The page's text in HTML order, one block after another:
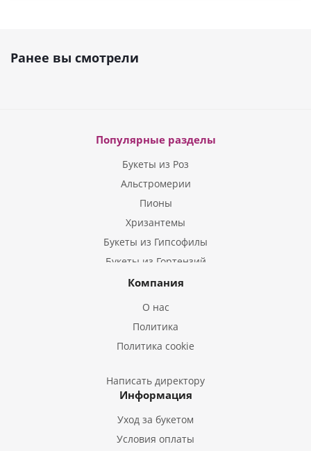
Ранее вы смотрели
Популярные разделы
Букеты из Роз
Альстромерии
Пионы
Хризантемы
Букеты из Гипсофилы
Букеты из Гортензий
Букеты из Ирисов
Букеты из Эустом
Букеты из Гладиолусов
Букеты из Тюльпанов
Компания
О нас
Политика
Политика cookie
Написать директору
Информация
Уход за букетом
Условия оплаты